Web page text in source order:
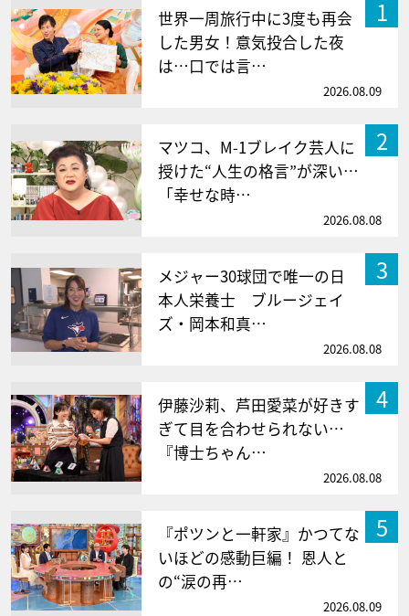
1
世界一周旅行中に3度も再会
した男女！意気投合した夜
は…口では言…
2026.08.09
2
マツコ、M-1ブレイク芸人に
授けた“人生の格言”が深い…
「幸せな時…
2026.08.08
3
メジャー30球団で唯一の日
本人栄養士 ブルージェイ
ズ・岡本和真…
2026.08.08
4
伊藤沙莉、芦田愛菜が好きす
ぎて目を合わせられない…
『博士ちゃん…
2026.08.08
5
『ポツンと一軒家』かつてな
いほどの感動巨編！ 恩人と
の“涙の再…
2026.08.09